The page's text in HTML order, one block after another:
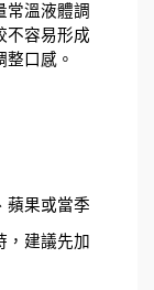
常溫液體調
不容易形成
口感。
蘋果或當季
，建議先加